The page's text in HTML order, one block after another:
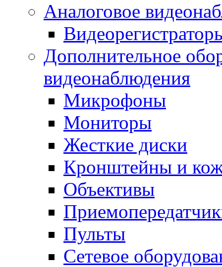
Аналоговое
Дополнительное
видеонаблюдения
Микрофоны
Мониторы
Жесткие диски
Кронштейны и
Объективы
Пульты
Сетевое